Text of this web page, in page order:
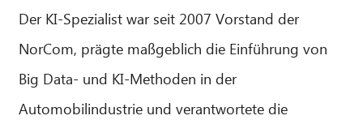
Der KI-Spezialist war seit 2007 Vorstand der
NorCom, prägte maßgeblich die Einführung von
Big Data- und KI-Methoden in der
Automobilindustrie und verantwortete die